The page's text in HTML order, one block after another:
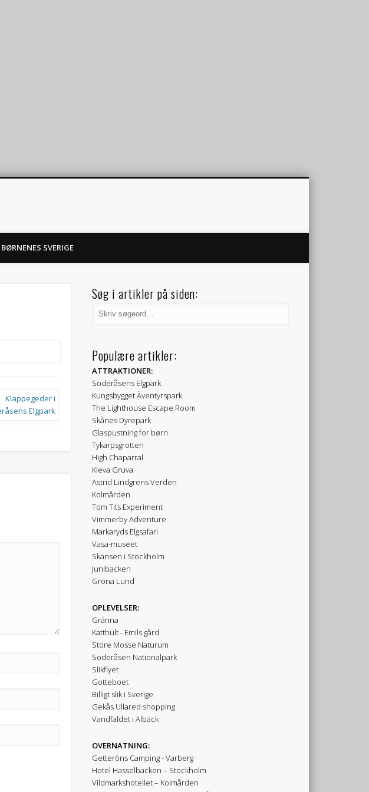
SVERIGE
Søg i artikler på siden:
Populære artikler:
ATTRAKTIONER:
Söderåsens Elgpark
Kungsbygget Äventyrspark
The Lighthouse Escape Room
Skånes Dyrepark
Glaspustning for børn
Tykarpsgrotten
High Chaparral
Kleva Gruva
Astrid Lindgrens Verden
Kolmården
Tom Tits Experiment
Vimmerby Adventure
Markaryds Elgsafari
Vasa-museet
Skansen i Stockholm
Junibacken
Gröna Lund
OPLEVELSER:
Gränna
Katthult - Emils gård
Store Mosse Naturum
Söderåsen Nationalpark
Slikflyet
Gotteboet
Billigt slik i Sverige
Gekås Ullared shopping
Vandfaldet i Albäck
OVERNATNING:
Getteröns Camping - Varberg
Hotel Hasselbacken – Stockholm
Vildmarkshotellet – Kolmården